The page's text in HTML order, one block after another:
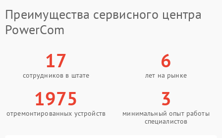
Преимущества сервисного центра
PowerCom
17
сотрудников в штате
6
лет на рынке
1975
отремонтированных устройств
3
минимальный опыт работы
специалистов